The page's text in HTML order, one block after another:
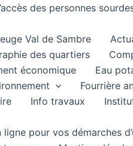
des personnes
Val de Sambre
des quartiers
économique Eau
Fourrière
Info travaux
pour vos démarches